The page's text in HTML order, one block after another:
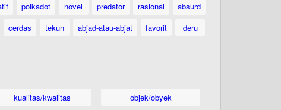
polkadot novel predator rasional
absurd
cerdas tekun abjad-atau-abjat favorit
deru
kualitas/kwalitas
objek/obyek